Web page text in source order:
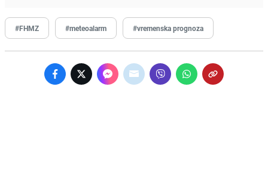
#FHMZ #meteoalarm #vremenska prognoza